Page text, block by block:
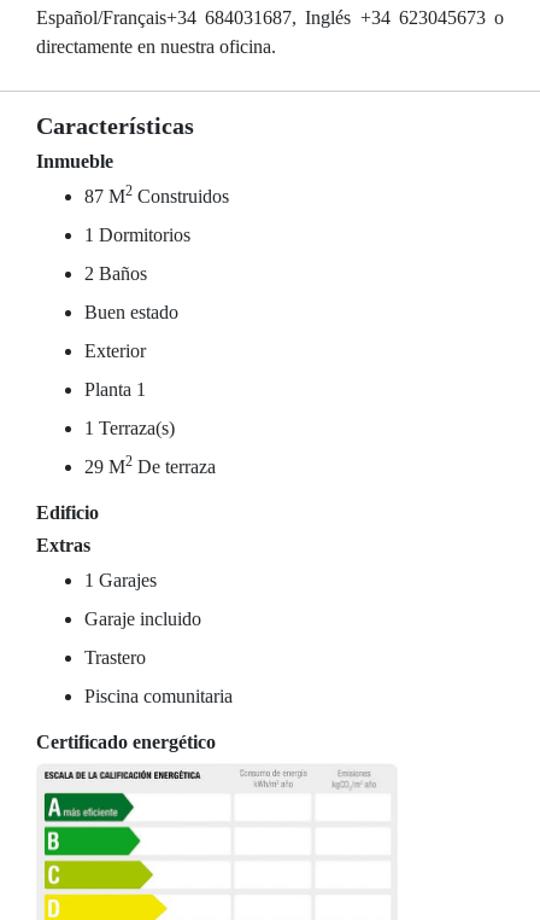
Español/Français+34 684031687, Inglés +34 623045673 o
directamente en nuestra oficina.
Características
Inmueble
87 M2 Construidos
1 Dormitorios
2 Baños
Buen estado
Exterior
Planta 1
1 Terraza(s)
29 M2 De terraza
Edificio
Extras
1 Garajes
Garaje incluido
Trastero
Piscina comunitaria
Certificado energético